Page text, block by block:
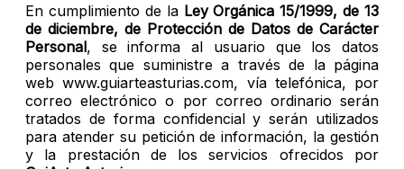
En cumplimiento de la Ley Orgánica 15/1999, de 13
de diciembre, de Protección de Datos de Carácter
Personal, se informa al usuario que los datos
personales que suministre a través de la página
web www.guiarteasturias.com, vía telefónica, por
correo electrónico o por correo ordinario serán
tratados de forma confidencial y serán utilizados
para atender su petición de información, la gestión
y la prestación de los servicios ofrecidos por